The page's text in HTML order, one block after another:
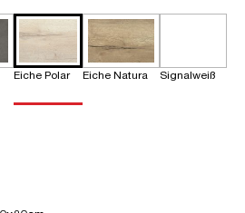
Eiche Polar Eiche Natura Signalweiß